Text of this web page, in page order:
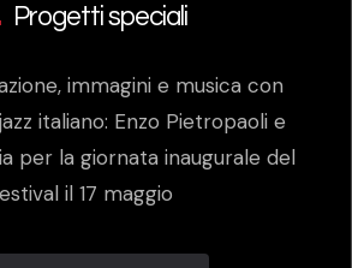
Progetti speciali
immagini e musica con
italiano: Enzo Pietropaoli e
per la giornata inaugurale del
il 17 maggio